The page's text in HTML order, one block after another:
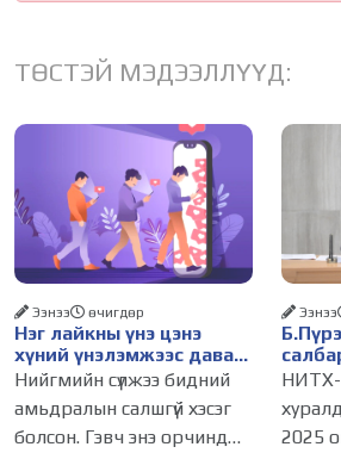
ТӨСТЭЙ МЭДЭЭЛЛҮҮД:
Нэг лайкны үнэ цэнэ
хүний үнэлэмжээс давах
болсон уу?
Ээнээ өчигдѳр
Нийгмийн сүлжээ бидний
амьдралын салшгүй хэсэг
болсон. Гэвч энэ орчинд
Ээнээ
НИТХ-
2025